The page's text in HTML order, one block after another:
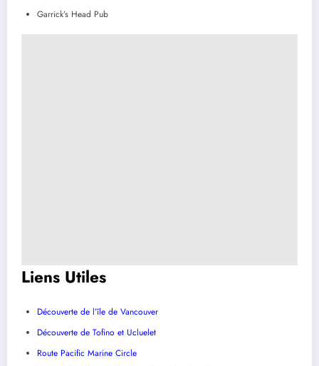
Garrick’s Head Pub
Liens Utiles
Découverte de l’île de Vancouver
Découverte de Tofino et Ucluelet
Route Pacific Marine Circle